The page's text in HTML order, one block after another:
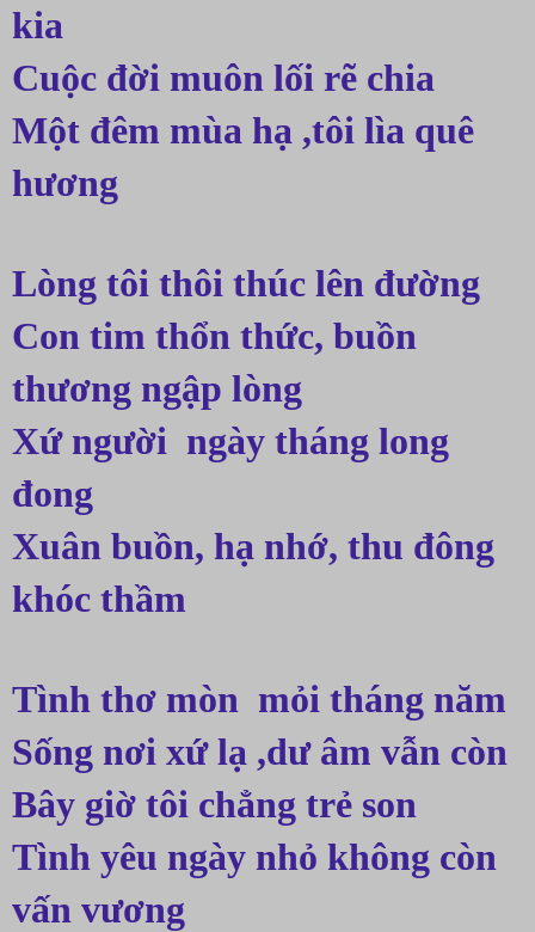
kia
Cuộc đời muôn lối rẽ chia
Một đêm mùa hạ ,tôi lìa quê
hương
Lòng tôi thôi thúc lên đường
Con tim thổn thức, buồn
thương ngập lòng
Xứ người  ngày tháng long
đong
Xuân buồn, hạ nhớ, thu đông
khóc thầm
Tình thơ mòn  mỏi tháng năm
Sống nơi xứ lạ ,dư âm vẫn còn
Bây giờ tôi chẳng trẻ son
Tình yêu ngày nhỏ không còn
vấn vương